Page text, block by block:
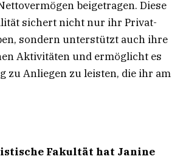
beigetragen. Diese
sichert nicht nur ihr Privat-
sondern unterstützt auch ihre
Aktivitäten und ermöglicht es
zu Anliegen zu leisten, die ihr am
Fakultät hat Janine